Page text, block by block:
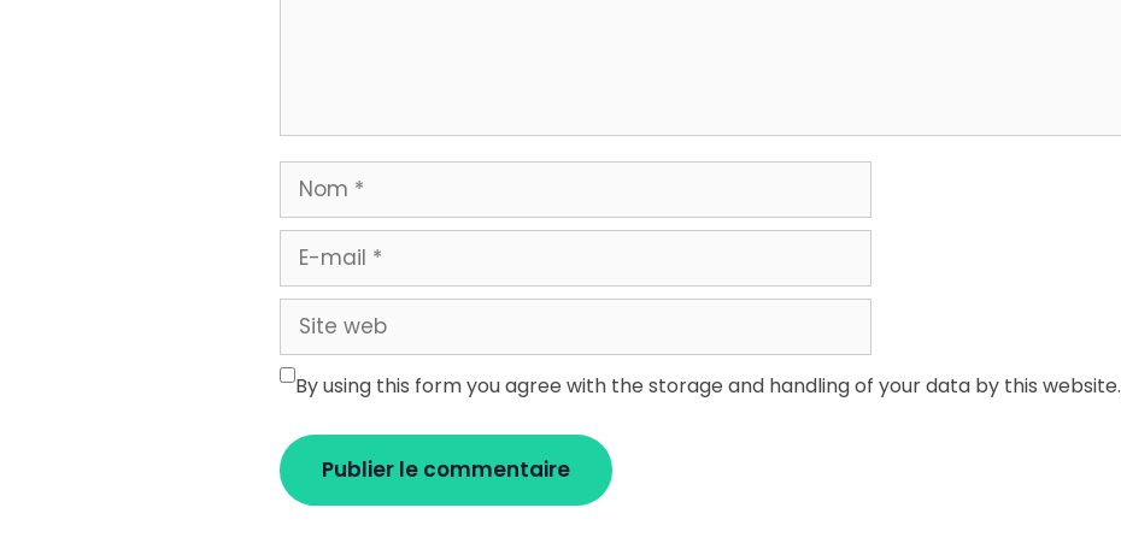
Nom
mail
Site
web
By using this form you agree with the storage and handling of your data by this website.